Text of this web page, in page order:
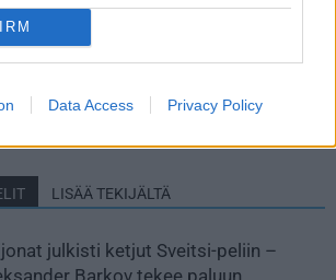
Data Access Privacy Policy
todella
Näin katsot ottelun ilmaiseksi
LISÄÄ TEKIJÄLTÄ
julkisti ketjut Sveitsi-peliin –
Barkov tekee paluun